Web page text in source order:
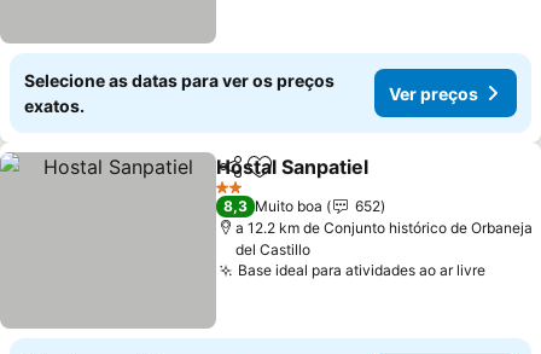
Selecione as datas para ver os preços
exatos.
Ver preços
PartilharAdicionar aos favoritos
Hostal Sanpatiel
2 Estrelas
8,3 Muito boa
652
a 12.2 km de Conjunto histórico de Orbaneja
del Castillo
Base ideal para atividades ao ar livre